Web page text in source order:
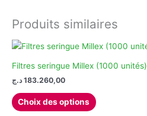
variations.
Les
peuvent
sur
Produits similaires
Filtres seringue Millex (1000 unités)
183.260,00 د.ج
Choix des options
produit